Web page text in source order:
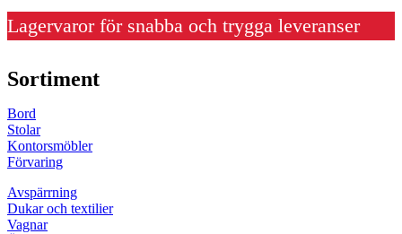
Lagervaror för snabba och trygga leveranser
Sortiment
Bord
Stolar
Kontorsmöbler
Förvaring
Avspärrning
Dukar och textilier
Vagnar